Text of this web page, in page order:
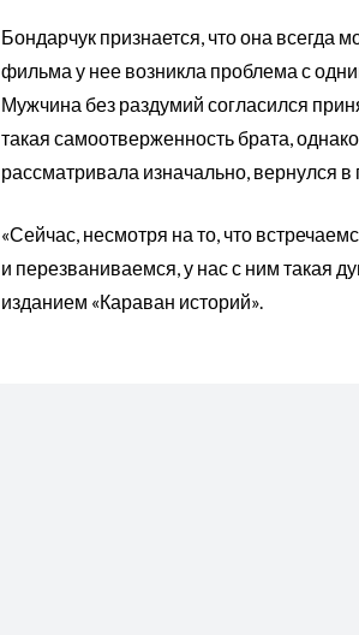
Бондарчук признается, что она
фильма у нее возникла проблема с
Мужчина без раздумий согласился
такая самоотверженность брата,
рассматривала изначально, вернулся
«Сейчас, несмотря на то, что
и перезваниваемся, у нас с ним такая
изданием «Караван историй».